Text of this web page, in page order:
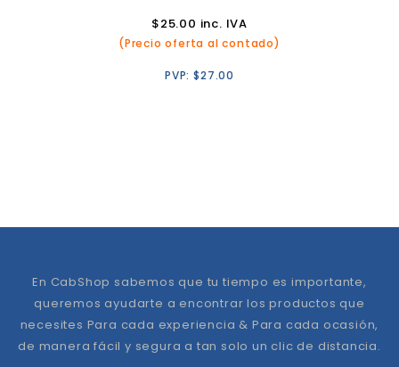
$25.00 inc. IVA
(Precio oferta al contado)
PVP:$27.00
En CabShop sabemos que tu tiempo es importante,
queremos ayudarte a encontrar los productos que
necesites Para cada experiencia & Para cada ocasión,
de manera fácil y segura a tan solo un clic de distancia.